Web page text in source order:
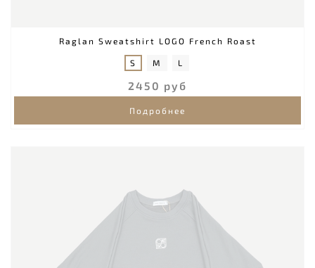
Raglan Sweatshirt LOGO French Roast
S M L
2450 руб
Подробнее